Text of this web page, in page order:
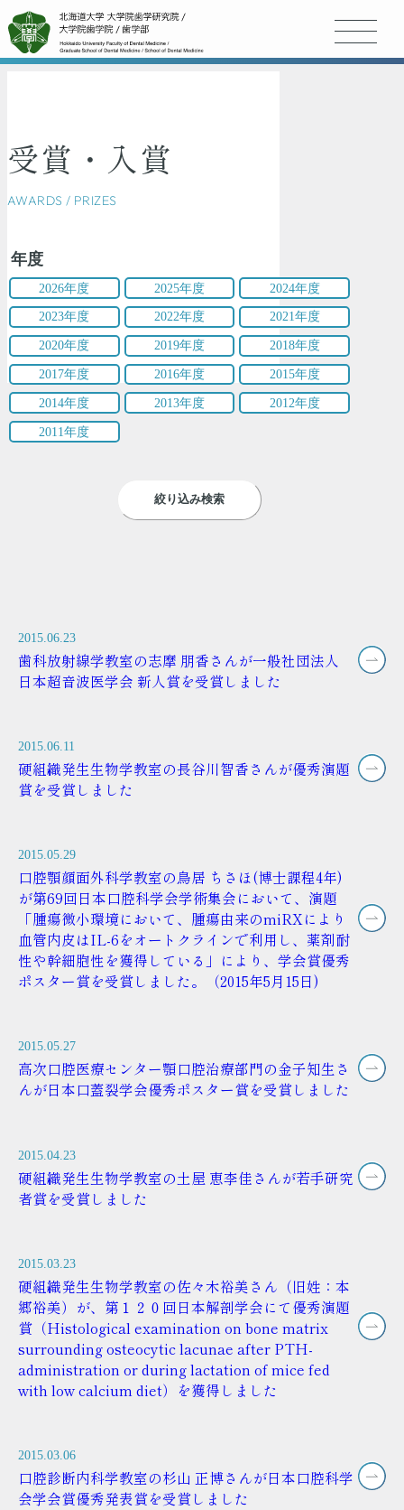
受賞・入賞
AWARDS / PRIZES
年度
2026年度 2025年度 2024年度
2023年度 2022年度 2021年度
2020年度 2019年度 2018年度
2017年度 2016年度 2015年度
2014年度 2013年度 2012年度
2011年度
絞り込み検索
2015.06.23
歯科放射線学教室の志摩 朋香さんが一般社団法人
日本超音波医学会 新人賞を受賞しました
2015.06.11
硬組織発生生物学教室の長谷川智香さんが優秀演題
賞を受賞しました
2015.05.29
口腔顎顔面外科学教室の鳥居 ちさほ(博士課程4年)
が第69回日本口腔科学会学術集会において、演題
「腫瘍微小環境において、腫瘍由来のmiRXにより
血管内皮はIL-6をオートクラインで利用し、薬剤耐
性や幹細胞性を獲得している」により、学会賞優秀
ポスター賞を受賞しました。（2015年5月15日)
2015.05.27
高次口腔医療センター顎口腔治療部門の金子知生さ
んが日本口蓋裂学会優秀ポスター賞を受賞しました
2015.04.23
硬組織発生生物学教室の土屋 恵李佳さんが若手研究
者賞を受賞しました
2015.03.23
硬組織発生生物学教室の佐々木裕美さん（旧姓：本
郷裕美）が、第１２０回日本解剖学会にて優秀演題
賞（Histological examination on bone matrix
surrounding osteocytic lacunae after PTH-
administration or during lactation of mice fed
with low calcium diet）を獲得しました
2015.03.06
口腔診断内科学教室の杉山 正博さんが日本口腔科学
会学会賞優秀発表賞を受賞しました